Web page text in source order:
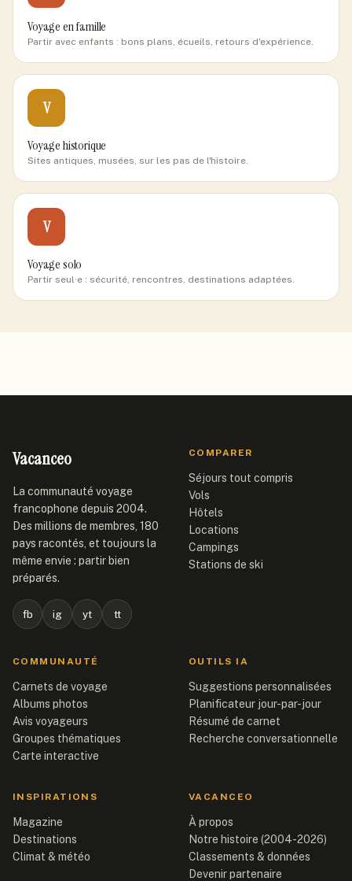
Voyage en famille
Partir avec enfants : bons plans, écueils, retours d'expérience.
V
Voyage historique
Sites antiques, musées, sur les pas de l'histoire.
V
Voyage solo
Partir seul·e : sécurité, rencontres, destinations adaptées.
Vacanceo
La communauté voyage
francophone depuis 2004.
Des millions de membres, 180
pays racontés, et toujours la
même envie : partir bien
préparés.
fb ig yt tt
COMPARER
Séjours tout compris
Vols
Hôtels
Locations
Campings
Stations de ski
COMMUNAUTÉ
Carnets de voyage
Albums photos
Avis voyageurs
Groupes thématiques
Carte interactive
OUTILS IA
Suggestions personnalisées
Planificateur jour-par-jour
Résumé de carnet
Recherche conversationnelle
INSPIRATIONS
Magazine
Destinations
Climat & météo
VACANCEO
À propos
Notre histoire (2004-2026)
Classements & données
Devenir partenaire